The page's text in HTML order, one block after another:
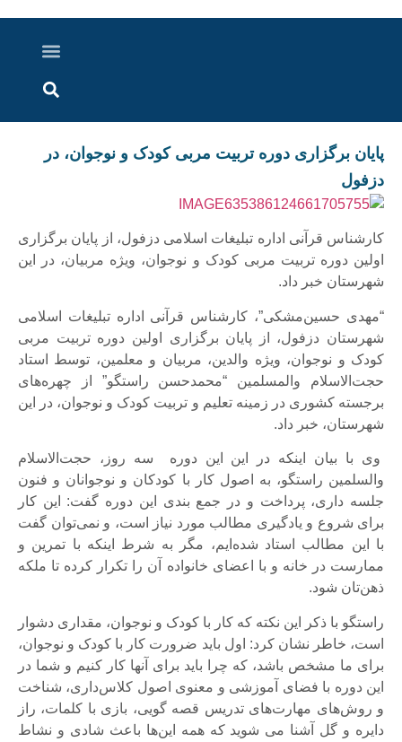
پایان برگزاری دوره تربیت مربی کودک و نوجوان، در
دزفول
کارشناس قرآنی اداره تبلیغات اسلامی دزفول، از پایان برگزاری
اولین دوره تربیت مربی کودک و نوجوان، ویژه مربیان، در این
شهرستان خبر داد.
“مهدی حسین‌مشکی”، کارشناس قرآنی اداره تبلیغات اسلامی
شهرستان دزفول، از پایان برگزاری اولین دوره تربیت مربی
کودک و نوجوان، ویژه والدین، مربیان و معلمین، توسط استاد
حجت‌الاسلام والمسلمین “محمدحسن راستگو” از چهره‌های
برجسته کشوری در زمینه تعلیم و تربیت کودک و نوجوان، در این
شهرستان، خبر داد.
وی با بیان اینکه در این این دوره سه روز، حجت‌الاسلام
والسلمین راستگو، به اصول کار با کودکان و نوجوانان و فنون
جلسه داری، پرداخت و در جمع بندی این دوره گفت: این کار
برای شروع و یادگیری مطالب مورد نیاز است، و نمی‌توان گفت
با این مطالب استاد شده‌ایم، مگر به شرط اینکه با تمرین و
ممارست در خانه و با اعضای خانواده آن را تکرار کرده تا ملکه
ذهن‌تان شود.
راستگو با ذکر این نکته که کار با کودک و نوجوان، مقداری دشوار
است، خاطر نشان کرد: اول باید ضرورت کار با کودک و نوجوان،
برای ما مشخص باشد، که چرا باید برای آنها کار کنیم و شما در
این دوره با فضای آموزشی و معنوی اصول کلاس‌داری، شناخت
و روش‌های مهارت‌های تدریس قصه گویی، بازی با کلمات، راز
دایره و گل آشنا می شوید که همه این‌ها باعث شادی و نشاط